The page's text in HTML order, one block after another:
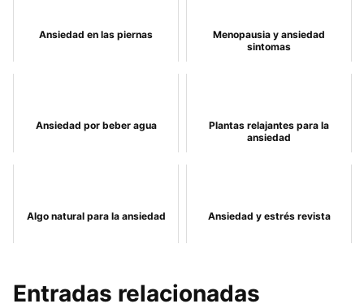
Ansiedad en las piernas
Menopausia y ansiedad
sintomas
Ansiedad por beber agua
Plantas relajantes para la
ansiedad
Algo natural para la ansiedad Ansiedad y estrés revista
Entradas relacionadas